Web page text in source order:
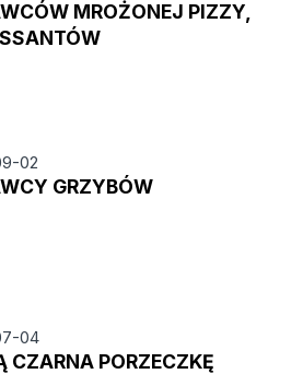
MROŻONEJ PIZZY,
02
GRZYBÓW
04
CZARNA PORZECZKĘ